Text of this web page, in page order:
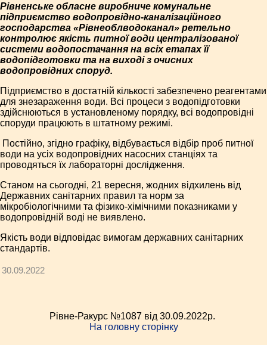
Рівненське обласне виробниче комунальне
підприємство водопровідно-каналізаційного
господарства «Рівнеоблводоканал» ретельно
контролює якість питної води централізованої
системи водопостачання на всіх етапах її
водопідготовки та на виході з очисних
водопровідних споруд.
Підприємство в достатній кількості забезпечено реагентами
для знезараження води. Всі процеси з водопідготовки
здійснюються в установленому порядку, всі водопровідні
споруди працюють в штатному режимі.
Постійно, згідно графіку, відбувається відбір проб питної
води на усіх водопровідних насосних станціях та
проводяться їх лабораторні дослідження.
Станом на сьогодні, 21 вересня, жодних відхилень від
Державних санітарних правил та норм за
мікробіологічними та фізико-хімічними показниками у
водопровідній воді не виявлено.
Якість води відповідає вимогам державних санітарних
стандартів.
30.09.2022
Рівне-Ракурс №1087 від 30.09.2022p.
На головну сторінку